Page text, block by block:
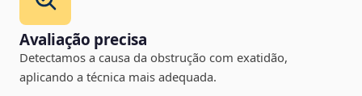
Avaliação precisa
Detectamos a causa da obstrução com exatidão,
aplicando a técnica mais adequada.